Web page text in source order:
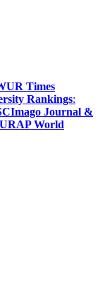
Times
Rankings:
Journal &
URAP World